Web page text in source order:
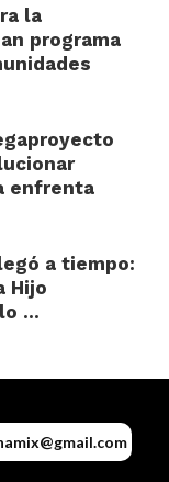
la
programa
enfrenta
a tiempo:
Hijo
...